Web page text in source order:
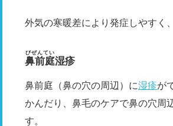
外気の寒暖差により発症しやすく
鼻前庭
びぜんてい
湿疹
鼻前庭（鼻の穴の周辺）に湿疹が
かんだり、鼻毛のケアで鼻の穴周
す。